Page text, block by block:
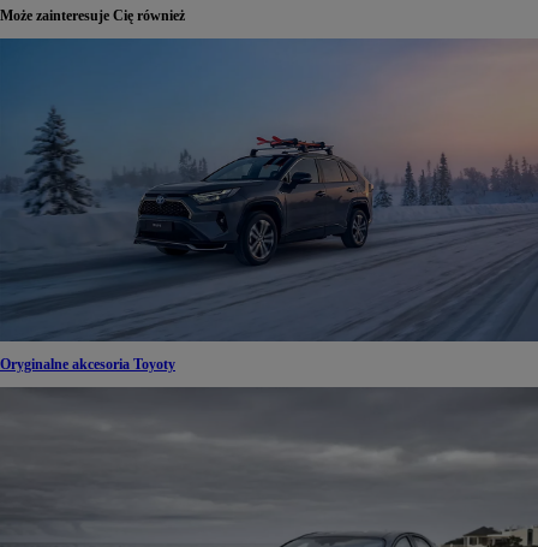
Może zainteresuje Cię również
Oryginalne akcesoria Toyoty